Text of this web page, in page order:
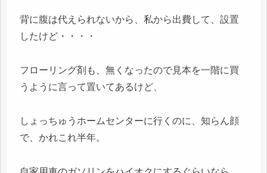
背に腹は代えられないから、私から出費して、設置
したけど・・・・
フローリング剤も、無くなったので見本を一階に買
うように言って置いてあるけど、
しょっちゅうホームセンターに行くのに、知らん顔
で、かれこれ半年。